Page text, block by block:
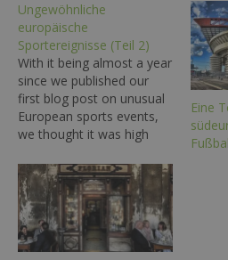
Ungewöhnliche
europäische
Sportereignisse (Teil 2)
With it being almost a year
since we published our
first blog post on unusual
European sports events,
we thought it was high
write part two! After
drawing your attention to
some of Europe’s greatest
spectacles, Calcio Storico,
Palio di Siena and La
Eine